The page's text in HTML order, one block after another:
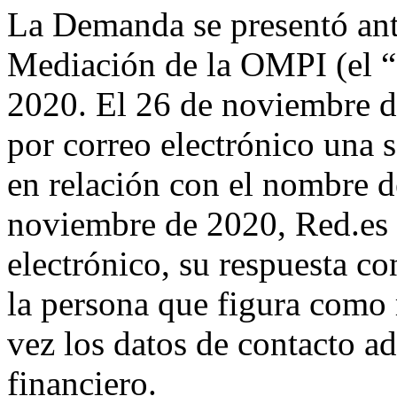
La Demanda se presentó
Mediación de la OMPI (el
2020. El 26 de noviembre
por correo electrónico una
en relación con el nombre
noviembre de 2020,
electrónico, su respuesta
la persona que figura
vez los datos de contacto
financiero.